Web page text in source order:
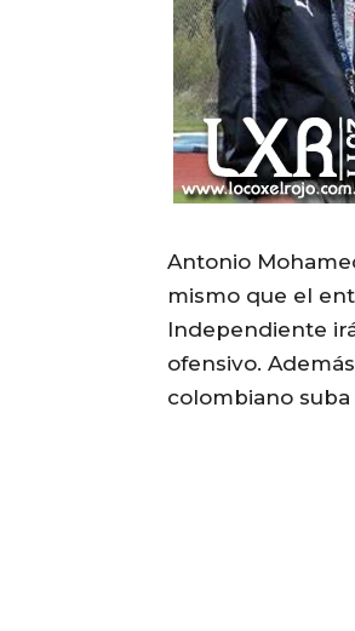
Antonio
mismo que el
Independiente
ofensivo.
colombiano